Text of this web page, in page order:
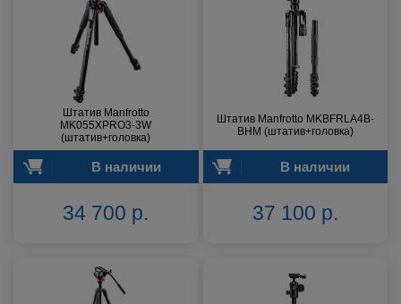
Штатив Manfrotto
MK055XPRO3-3W
(штатив+головка)
В наличии
34 700 р.
Штатив Manfrotto MKBFRLA4B-
BHM (штатив+головка)
В наличии
37 100 р.